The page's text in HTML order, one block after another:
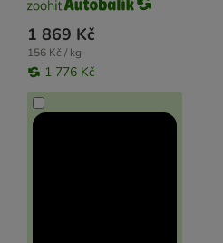
1 869 Kč
156 Kč / kg
1 776 Kč